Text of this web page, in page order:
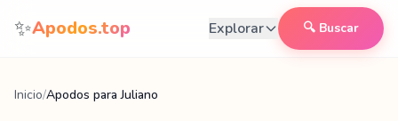
Saltar al contenido
✨Apodos.top Explorar 🔍 Buscar
Inicio/Apodos para Juliano